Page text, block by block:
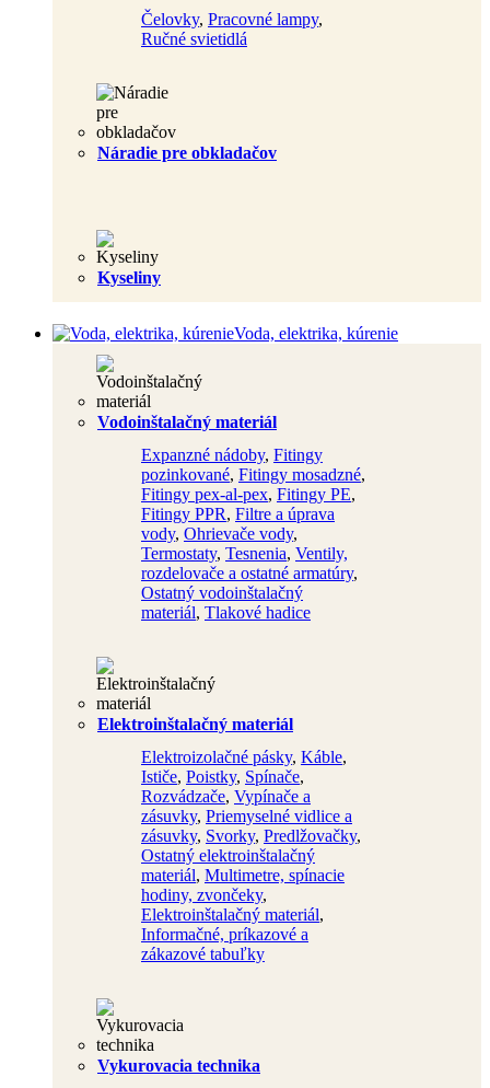
Čelovky, Pracovné lampy,
Ručné svietidlá
Náradie pre obkladačov
Kyseliny
Voda, elektrika, kúrenie
Vodoinštalačný materiál
Expanzné nádoby, Fitingy
pozinkované, Fitingy mosadzné,
Fitingy pex-al-pex, Fitingy PE,
Fitingy PPR, Filtre a úprava
vody, Ohrievače vody,
Termostaty, Tesnenia, Ventily,
rozdelovače a ostatné armatúry,
Ostatný vodoinštalačný
materiál, Tlakové hadice
Elektroinštalačný materiál
Elektroizolačné pásky, Káble,
Ističe, Poistky, Spínače,
Rozvádzače, Vypínače a
zásuvky, Priemyselné vidlice a
zásuvky, Svorky, Predlžovačky,
Ostatný elektroinštalačný
materiál, Multimetre, spínacie
hodiny, zvončeky,
Elektroinštalačný materiál,
Informačné, príkazové a
zákazové tabuľky
Vykurovacia technika